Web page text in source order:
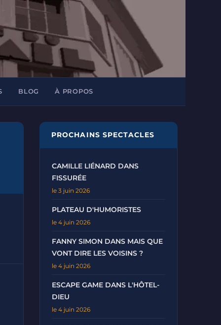
BLOG À PROPOS
PROCHAINS SPECTACLES
CAMILLE LIÉNARD DANS
FISSURÉE
le 3 juin 2026
PLATEAU D'HUMORISTES
le 4 juin 2026
FANNY SIMON DANS MAIS QUE
VONT DIRE LES VOISINS ?
le 4 juin 2026
ESCAPE GAME DANS L'HÔTEL-
DIEU
le 4 juin 2026